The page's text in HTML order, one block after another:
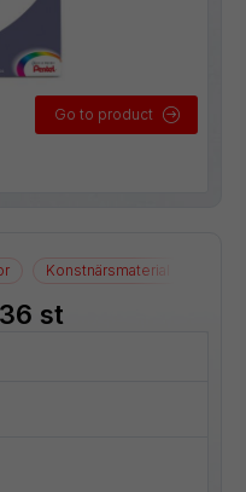
Go to product
Konstnärsmaterial
st